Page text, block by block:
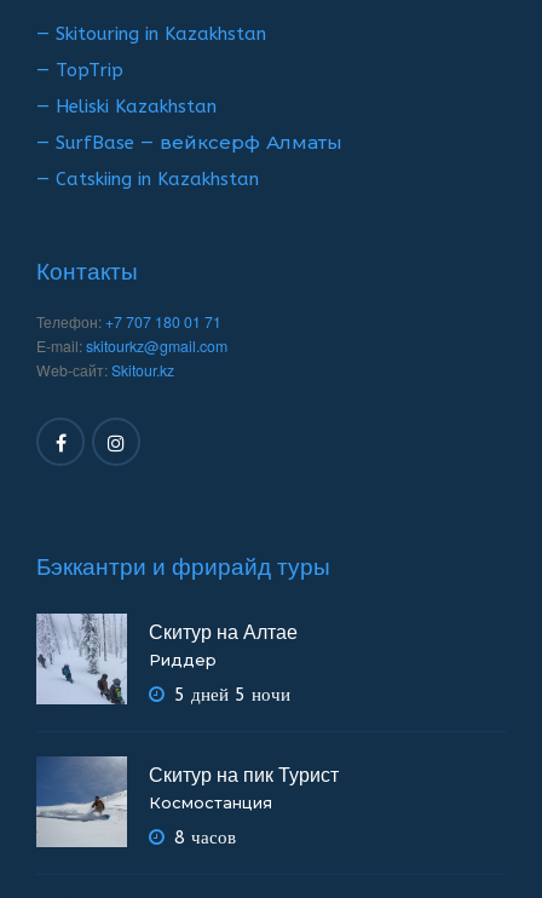
— Skitouring in Kazakhstan
— TopTrip
— Heliski Kazakhstan
— SurfBase — вейксерф Алматы
— Catskiing in Kazakhstan
Контакты
Телефон:+7 707 180 01 71
E-mail:skitourkz@gmail.com
Web-сайт:Skitour.kz
Бэккантри и фрирайд туры
Скитур на Алтае
Риддер
5 дней 5 ночи
Скитур на пик Турист
Космостанция
8 часов